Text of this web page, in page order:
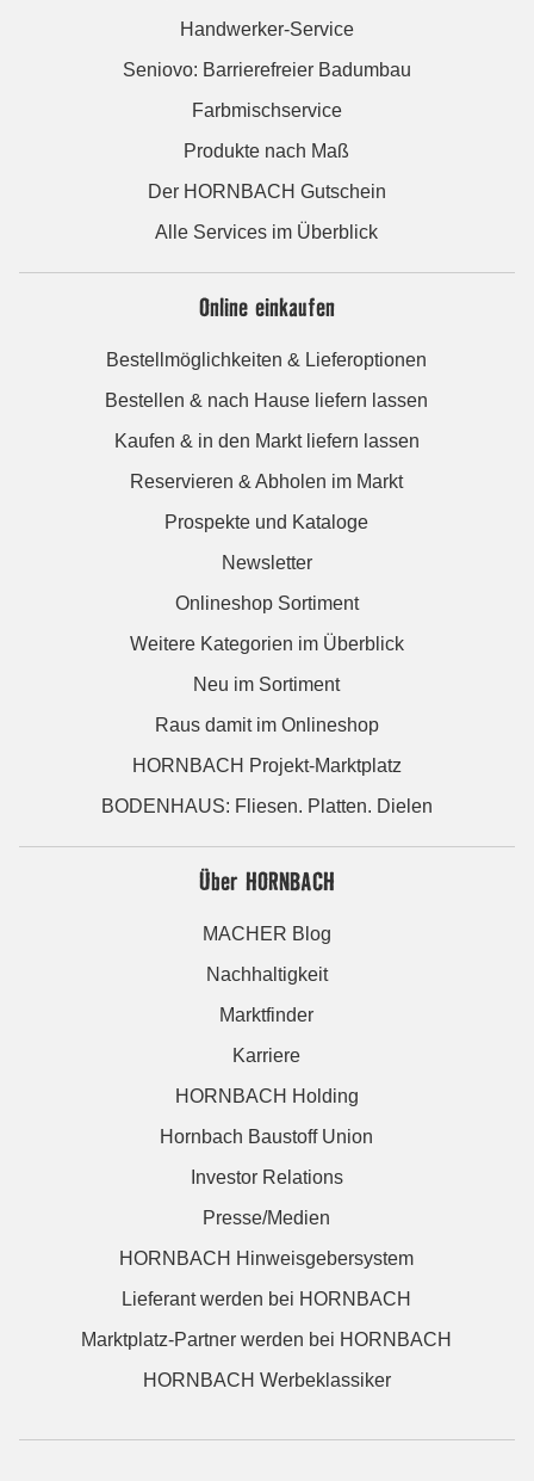
Handwerker-Service
Seniovo: Barrierefreier Badumbau
Farbmischservice
Produkte nach Maß
Der HORNBACH Gutschein
Alle Services im Überblick
Online einkaufen
Bestellmöglichkeiten & Lieferoptionen
Bestellen & nach Hause liefern lassen
Kaufen & in den Markt liefern lassen
Reservieren & Abholen im Markt
Prospekte und Kataloge
Newsletter
Onlineshop Sortiment
Weitere Kategorien im Überblick
Neu im Sortiment
Raus damit im Onlineshop
HORNBACH Projekt-Marktplatz
BODENHAUS: Fliesen. Platten. Dielen
Über HORNBACH
MACHER Blog
Nachhaltigkeit
Marktfinder
Karriere
HORNBACH Holding
Hornbach Baustoff Union
Investor Relations
Presse/Medien
HORNBACH Hinweisgebersystem
Lieferant werden bei HORNBACH
Marktplatz-Partner werden bei HORNBACH
HORNBACH Werbeklassiker